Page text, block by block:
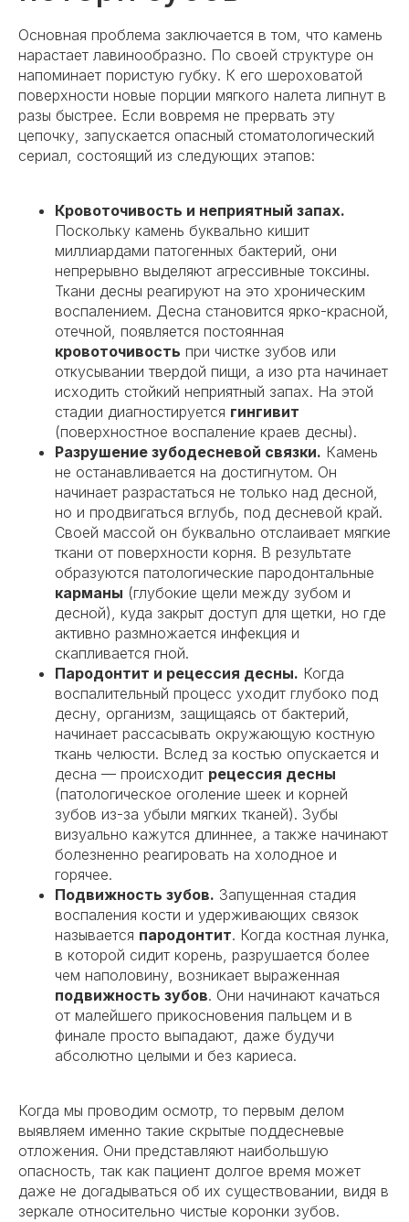
Основная проблема заключается в том, что камень
нарастает лавинообразно. По своей структуре он
напоминает пористую губку. К его шероховатой
поверхности новые порции мягкого налета липнут в
разы быстрее. Если вовремя не прервать эту
цепочку, запускается опасный стоматологический
сериал, состоящий из следующих этапов:
Кровоточивость и неприятный запах.
Поскольку камень буквально кишит
миллиардами патогенных бактерий, они
непрерывно выделяют агрессивные токсины.
Ткани десны реагируют на это хроническим
воспалением. Десна становится ярко-красной,
отечной, появляется постоянная
кровоточивость при чистке зубов или
откусывании твердой пищи, а изо рта начинает
исходить стойкий неприятный запах. На этой
стадии диагностируется гингивит
(поверхностное воспаление краев десны).
Разрушение зубодесневой связки. Камень
не останавливается на достигнутом. Он
начинает разрастаться не только над десной,
но и продвигаться вглубь, под десневой край.
Своей массой он буквально отслаивает мягкие
ткани от поверхности корня. В результате
образуются патологические пародонтальные
карманы (глубокие щели между зубом и
десной), куда закрыт доступ для щетки, но где
активно размножается инфекция и
скапливается гной.
Пародонтит и рецессия десны. Когда
воспалительный процесс уходит глубоко под
десну, организм, защищаясь от бактерий,
начинает рассасывать окружающую костную
ткань челюсти. Вслед за костью опускается и
десна — происходит рецессия десны
(патологическое оголение шеек и корней
зубов из-за убыли мягких тканей). Зубы
визуально кажутся длиннее, а также начинают
болезненно реагировать на холодное и
горячее.
Подвижность зубов. Запущенная стадия
воспаления кости и удерживающих связок
называется пародонтит. Когда костная лунка,
в которой сидит корень, разрушается более
чем наполовину, возникает выраженная
подвижность зубов. Они начинают качаться
от малейшего прикосновения пальцем и в
финале просто выпадают, даже будучи
абсолютно целыми и без кариеса.
Когда мы проводим осмотр, то первым делом
выявляем именно такие скрытые поддесневые
отложения. Они представляют наибольшую
опасность, так как пациент долгое время может
даже не догадываться об их существовании, видя в
зеркале относительно чистые коронки зубов.